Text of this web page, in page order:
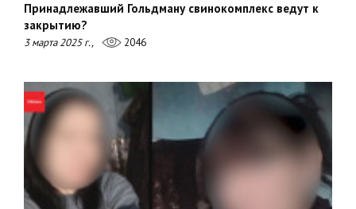
Принадлежавший Гольдману свинокомплекс ведут к
закрытию?
3 марта 2025 г., 2046